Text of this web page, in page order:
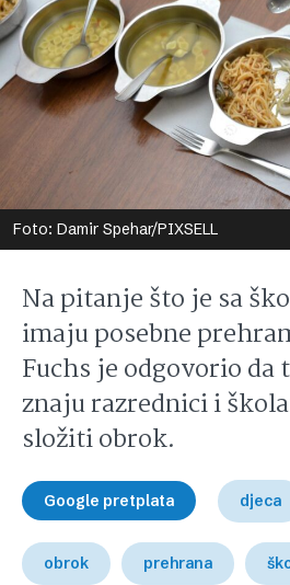
Foto: Damir Spehar/PIXSELL
Na pitanje što je sa
imaju posebne
Fuchs je odgovorio
znaju razrednici i
složiti obrok.
Google pretplata djeca
obrok prehrana